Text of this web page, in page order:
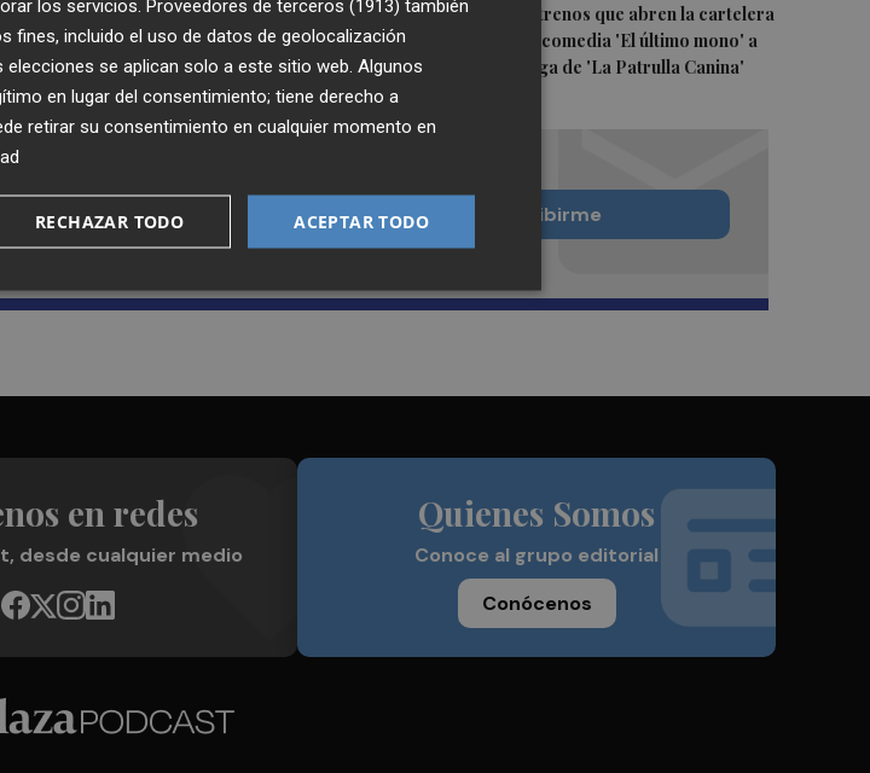
5Estos son los estrenos que abren la cartelera
en agosto: de la comedia 'El último mono' a
una nueva entrega de 'La Patrulla Canina'
la actualidad de
en tu correo
Quiero suscribirme
en redes
desde cualquier medio
Quienes Somos
Conoce al grupo editorial
Conócenos
los servicios. Proveedores de terceros (1913) también
fines, incluido el uso de datos de geolocalización
se aplican solo a este sitio web. Algunos
en lugar del consentimiento; tiene derecho a
retirar su consentimiento en cualquier momento en
ACEPTAR TODO
RECHAZAR TODO